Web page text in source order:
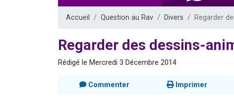
Accueil Question au Rav Divers Regarder
Regarder des dessins-
Rédigé le Mercredi 3 Décembre 2014
Commenter Imprimer